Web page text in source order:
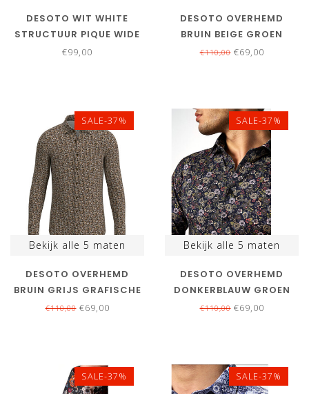
DESOTO WIT WHITE
STRUCTUUR PIQUE WIDE
SPREAD KENT
€99,00
DESOTO OVERHEMD
BRUIN BEIGE GROEN
GRAFISCHE PRINT
€110,00€69,00
SALE-37%
Bekijk alle 5 maten
DESOTO OVERHEMD
BRUIN GRIJS GRAFISCHE
PRINT
€110,00€69,00
SALE-37%
Bekijk alle 5 maten
DESOTO OVERHEMD
DONKERBLAUW GROEN
BEIGE BLOEMENPRINT
€110,00€69,00
SALE-37% SALE-37%